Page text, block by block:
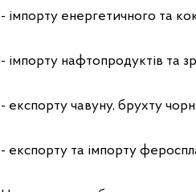
- імпорту енергетичного та
- імпорту нафтопродуктів та
- експорту чавуну, брухту
- експорту та імпорту